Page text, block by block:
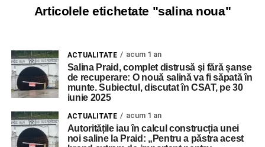
Articolele etichetate "salina noua"
ACTUALITATE acum 1 an
Salina Praid, complet distrusă şi fără șanse
de recuperare: O nouă salină va fi săpată în
munte. Subiectul, discutat în CSAT, pe 30
iunie 2025
ACTUALITATE acum 1 an
Autoritățile iau în calcul construcția unei
noi saline la Praid: „Pentru a păstra acest